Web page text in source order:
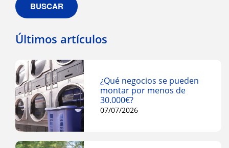
BUSCAR
Últimos artículos
¿Qué negocios se pueden
montar por menos de
30.000€?
07/07/2026